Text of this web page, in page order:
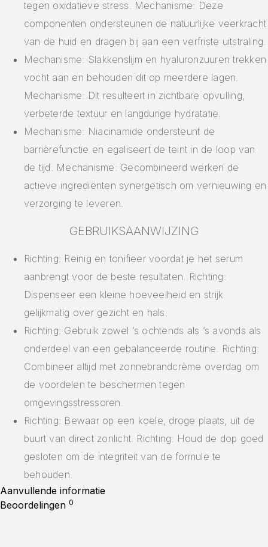
tegen oxidatieve stress. Mechanisme: Deze
componenten ondersteunen de natuurlijke veerkracht
van de huid en dragen bij aan een verfriste uitstraling.
Mechanisme: Slakkenslijm en hyaluronzuuren trekken
vocht aan en behouden dit op meerdere lagen.
Mechanisme: Dit resulteert in zichtbare opvulling,
verbeterde textuur en langdurige hydratatie.
Mechanisme: Niacinamide ondersteunt de
barrièrefunctie en egaliseert de teint in de loop van
de tijd. Mechanisme: Gecombineerd werken de
actieve ingrediënten synergetisch om vernieuwing en
verzorging te leveren.
GEBRUIKSAANWIJZING
Richting: Reinig en tonifieer voordat je het serum
aanbrengt voor de beste resultaten. Richting:
Dispenseer een kleine hoeveelheid en strijk
gelijkmatig over gezicht en hals.
Richting: Gebruik zowel ’s ochtends als ’s avonds als
onderdeel van een gebalanceerde routine. Richting:
Combineer altijd met zonnebrandcrème overdag om
de voordelen te beschermen tegen
omgevingsstressoren.
Richting: Bewaar op een koele, droge plaats, uit de
buurt van direct zonlicht. Richting: Houd de dop goed
gesloten om de integriteit van de formule te
behouden.
Aanvullende informatie
Beoordelingen 0